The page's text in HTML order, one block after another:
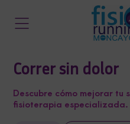
Correr sin dolor
Descubre cómo mejorar tu
fisioterapia especializada.